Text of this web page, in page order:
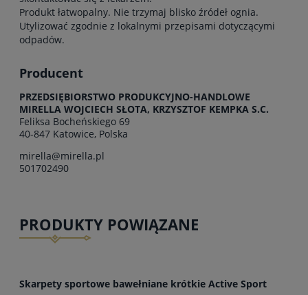
Produkt łatwopalny. Nie trzymaj blisko źródeł ognia.
Utylizować zgodnie z lokalnymi przepisami dotyczącymi
odpadów.
Producent
PRZEDSIĘBIORSTWO PRODUKCYJNO-HANDLOWE
MIRELLA WOJCIECH SŁOTA, KRZYSZTOF KEMPKA S.C.
Feliksa Bocheńskiego 69
40-847 Katowice, Polska
mirella@mirella.pl
501702490
PRODUKTY POWIĄZANE
Skarpety sportowe bawełniane krótkie Active Sport